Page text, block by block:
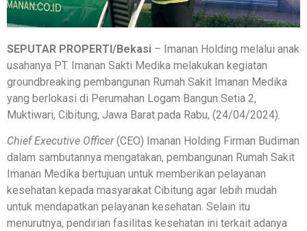
SEPUTAR PROPERTI/Bekasi – Imanan Holding melalui anak
usahanya PT. Imanan Sakti Medika melakukan kegiatan
groundbreaking pembangunan Rumah Sakit Imanan Medika
yang berlokasi di Perumahan Logam Bangun Setia 2,
Muktiwari, Cibitung, Jawa Barat pada Rabu, (24/04/2024).
Chief Executive Officer(CEO) Imanan Holding Firman Budiman
dalam sambutannya mengatakan, pembangunan Rumah Sakit
Imanan Medika bertujuan untuk memberikan pelayanan
kesehatan kepada masyarakat Cibitung agar lebih mudah
untuk mendapatkan pelayanan kesehatan. Selain itu
menurutnya, pendirian fasilitas kesehatan ini terkait adanya